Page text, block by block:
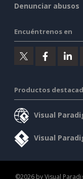
Denunciar abusos
Encuéntrenos en
Productos
Visual
Visual
©2026 by Visual